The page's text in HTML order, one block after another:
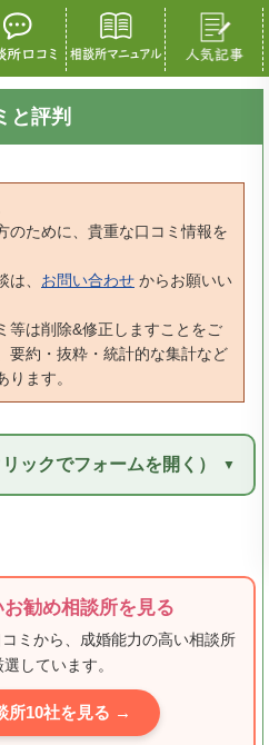
と評判
のために、貴重な口コミ情報を
、 お問い合わせ からお願いい
等は削除&修正しますことをご
要約・抜粋・統計的な集計など
ます。
ックでフォームを開く）
勧め相談所を見る
ミから、成婚能力の高い相談所
しています。
所10社を見る →